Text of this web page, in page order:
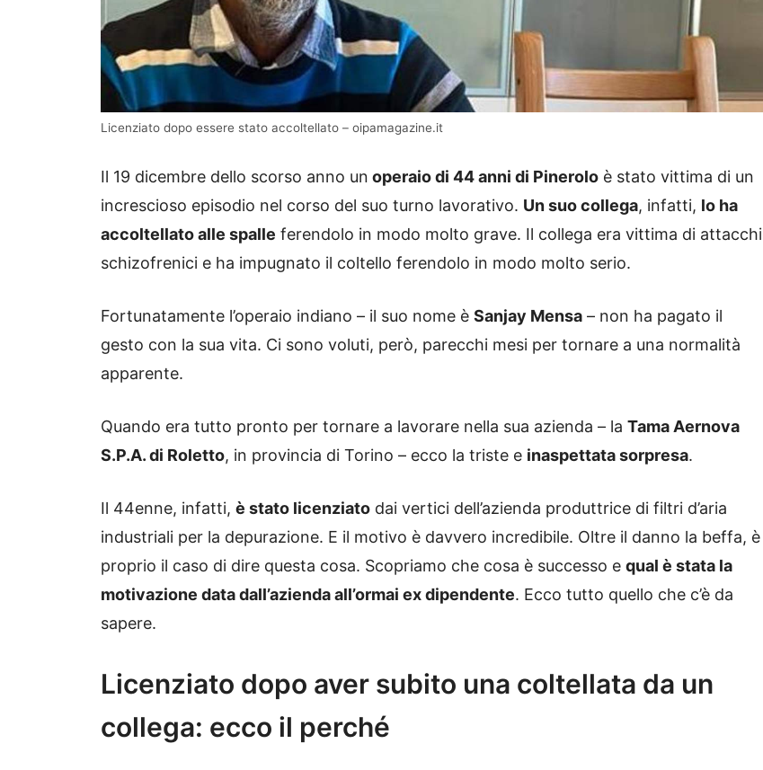
Licenziato dopo essere stato accoltellato – oipamagazine.it
Il 19 dicembre dello scorso anno un operaio di 44 anni di Pinerolo è stato vittima di un
increscioso episodio nel corso del suo turno lavorativo. Un suo collega, infatti, lo ha
accoltellato alle spalle ferendolo in modo molto grave. Il collega era vittima di attacchi
schizofrenici e ha impugnato il coltello ferendolo in modo molto serio.
Fortunatamente l’operaio indiano – il suo nome è Sanjay Mensa – non ha pagato il
gesto con la sua vita. Ci sono voluti, però, parecchi mesi per tornare a una normalità
apparente.
Quando era tutto pronto per tornare a lavorare nella sua azienda – la Tama Aernova
S.P.A. di Roletto, in provincia di Torino – ecco la triste e inaspettata sorpresa.
Il 44enne, infatti, è stato licenziato dai vertici dell’azienda produttrice di filtri d’aria
industriali per la depurazione. E il motivo è davvero incredibile. Oltre il danno la beffa, è
proprio il caso di dire questa cosa. Scopriamo che cosa è successo e qual è stata la
motivazione data dall’azienda all’ormai ex dipendente. Ecco tutto quello che c’è da
sapere.
Licenziato dopo aver subito una coltellata da un
collega: ecco il perché